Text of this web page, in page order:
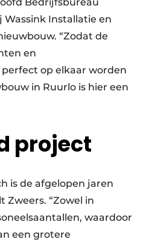
Installatie en
“Zodat de
en
op elkaar worden
in Ruurlo is hier een
project
is de afgelopen jaren
Zweers. “Zowel in
waardoor
een grotere